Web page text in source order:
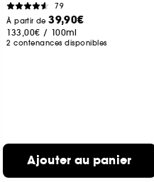
79
À partir de39,90€
133,00€ / 100ml
2 contenances disponibles
Ajouter au panier